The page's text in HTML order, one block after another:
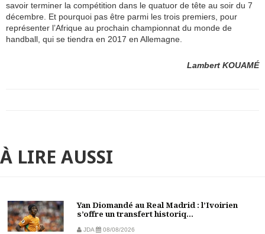
savoir terminer la compétition dans le quatuor de tête au soir du 7
décembre. Et pourquoi pas être parmi les trois premiers, pour
représenter l’Afrique au prochain championnat du monde de
handball, qui se tiendra en 2017 en Allemagne.
Lambert KOUAMÉ
À LIRE AUSSI
Yan Diomandé au Real Madrid : l’Ivoirien
s’offre un transfert historiq...
JDA 08/08/2026